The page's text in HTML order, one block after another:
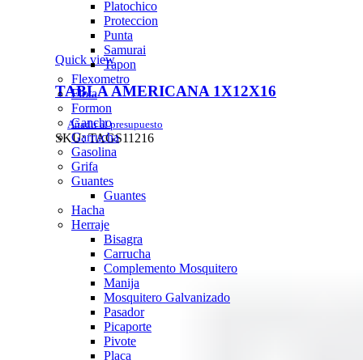
Quick view
TABLA AMERICANA 1X12X16
Añadir al presupuesto
SKU:TAGS11216
Platochico
Proteccion
Punta
Samurai
Tapon
Flexometro
Flota
Formon
Gancho
Garrucha
Gasolina
Grifa
Guantes
Guantes
Hacha
Herraje
Bisagra
Carrucha
Complemento Mosquitero
Manija
Mosquitero Galvanizado
Pasador
Picaporte
Pivote
Placa